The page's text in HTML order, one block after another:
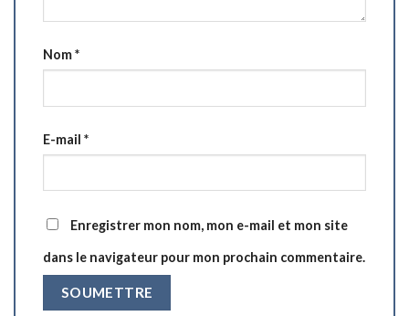
Nom*
E-mail *
Enregistrer mon nom, mon e-mail et mon site
dans le navigateur pour mon prochain commentaire.